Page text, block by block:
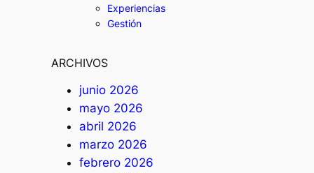
Experiencias
Gestión
ARCHIVOS
junio 2026
mayo 2026
abril 2026
marzo 2026
febrero 2026